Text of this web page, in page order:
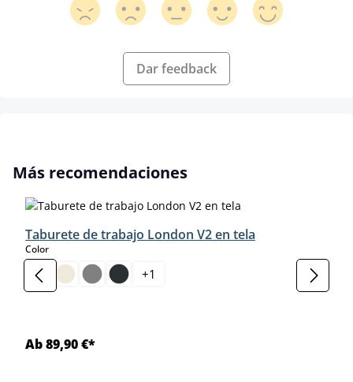
Dar feedback
Omitir la galería de productos
Más recomendaciones
Taburete de trabajo London V2 en tela
Colorselect
+1
Ab 89,90 €*